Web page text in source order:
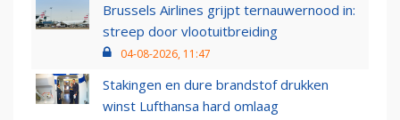
Brussels Airlines grijpt ternauwernood in:
streep door vlootuitbreiding
04-08-2026, 11:47
Stakingen en dure brandstof drukken
winst Lufthansa hard omlaag